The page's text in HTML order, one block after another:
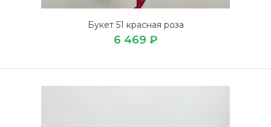
Букет 51 красная роза
6 469 ₽